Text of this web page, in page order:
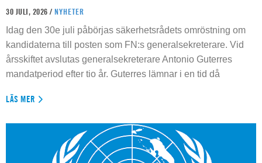
30 JULI, 2026 / NYHETER
Idag den 30e juli påbörjas säkerhetsrådets omröstning om
kandidaterna till posten som FN:s generalsekreterare. Vid
årsskiftet avslutas generalsekreterare Antonio Guterres
mandatperiod efter tio år. Guterres lämnar i en tid då
LÄS MER